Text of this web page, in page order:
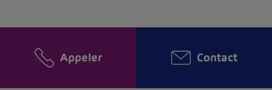
Appeler Contact